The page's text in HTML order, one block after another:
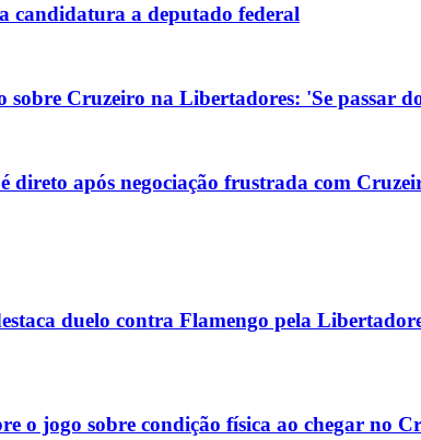
candidatura a deputado federal
sobre Cruzeiro na Libertadores: 'Se passar
direto após negociação frustrada com
duelo contra Flamengo pela
o jogo sobre condição física ao chegar no